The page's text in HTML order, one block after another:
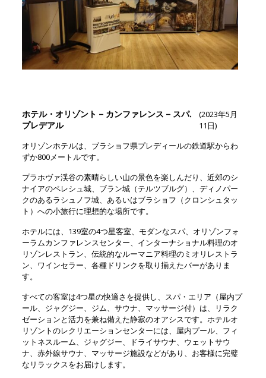
ホテル・オリゾント – カンファレンス – スパ,
プレデアル
(2023年5月
11日)
オリゾンホテルは、ブラショフ県プレディールの鉄道駅からわ
ずか800メートルです。
プラホヴァ渓谷の素晴らしい山の景色を楽しんだり、近郊のシ
ナイアのペレシュ城、ブラン城（テルツブルグ）、ディノパー
クのあるラシュノフ城、あるいはブラショフ（クロンシュタッ
ト）への小旅行に理想的な場所です。
ホテルには、139室の4つ星客室、モダンなスパ、オリゾンフォ
ーラムカンファレンスセンター、インターナショナル料理のオ
リゾンレストラン、伝統的なルーマニア料理のミオリレストラ
ン、ワインセラー、各種ドリンクを取り揃えたバーがありま
す。
すべての客室は4つ星の快適さを提供し、スパ・エリア（屋内プ
ール、ジャグジー、ジム、サウナ、マッサージ付）は、リラク
ゼーションと活力を兼ね備えた静寂のオアシスです。ホテルオ
リゾントのレクリエーションセンターには、屋内プール、フィ
ットネスルーム、ジャグジー、ドライサウナ、ウェットサウ
ナ、赤外線サウナ、マッサージ施設などがあり、お客様に完璧
なリラックスをお届けします。